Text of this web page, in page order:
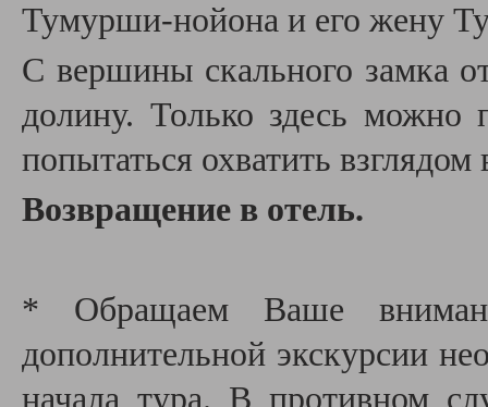
Тумурши-нойона и его жену
С вершины скального замка
долину. Только здесь можно
попытаться охватить
Возвращение в отель.
* Обращаем Ваше
дополнительной экскурсии
начала тура. В противном